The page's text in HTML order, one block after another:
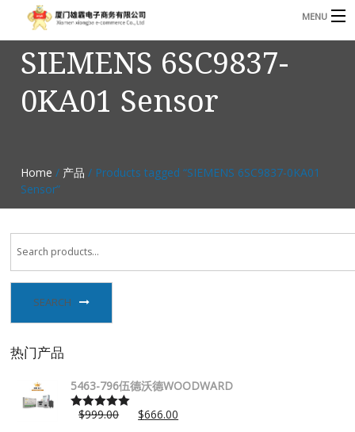
MENU
3221366881@qq.com Phone: +86 17750010683
首页
资讯
联系我们
SIEMENS 6SC9837-
0KA01 Sensor
Home / 产品 / Products tagged “SIEMENS 6SC9837-0KA01
Sensor”
SEARCH
热门产品
5463-796伍德沃德WOODWARD
Rated5.00
$999.00 $666.00